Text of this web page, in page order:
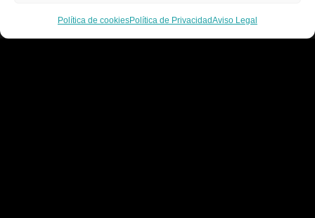
Política de cookiesPolítica de PrivacidadAviso Legal
968 521 048 / 617 498 222